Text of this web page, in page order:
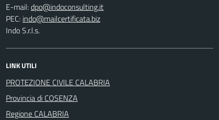
E-mail:
PEC:
Indo S.r.l.s.
LINK UTILI
PROTEZIONE CIVILE CALABRIA
Provincia di COSENZA
Regione CALABRIA